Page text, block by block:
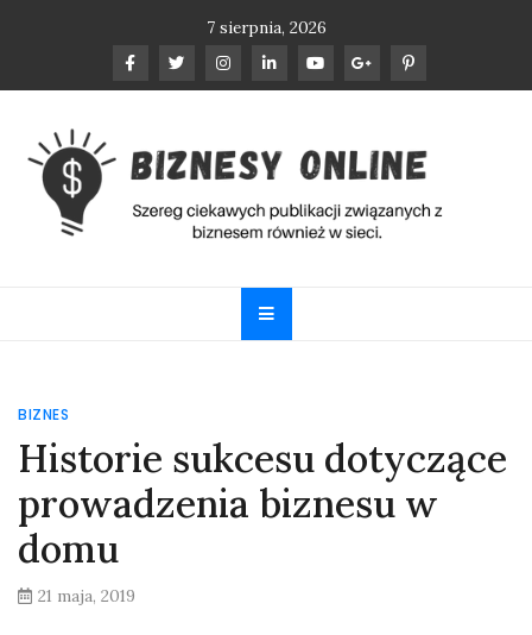
7 sierpnia, 2026
Biznesy Online
również w sieci.
BIZNES
Historie sukcesu dotyczące
prowadzenia biznesu w
domu
21 maja, 2019